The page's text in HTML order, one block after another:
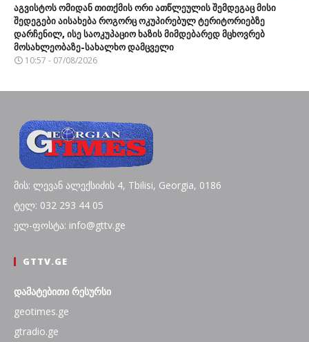
აგვისტოს ომიდან თითქმის ორი ათწლეულის შემდეგაც მისი
შედეგები აისახება როგორც ოკუპირებულ ტერიტორიებზე
დარჩენილ, ისე საოკუპაციო ხაზის მიმდებარედ მცხოვრებ
მოსახლეობაზე-სახალხო დამცველი
10:57 - 07/08/2026
მის: ლევან ალექსიძის 4, Tbilisi, Georgia, 0186
ტელ: 032 293 44 05
ელ-ფოსტა: info@gttv.ge
GTTV.GE
დამატებითი რესურსი
geotimes.ge
gtradio.ge